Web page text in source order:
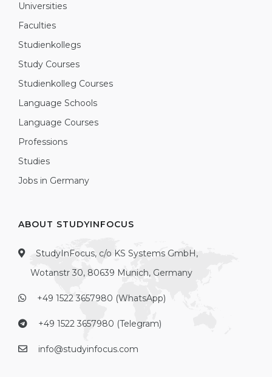
Universities
Faculties
Studienkollegs
Study Courses
Studienkolleg Courses
Language Schools
Language Courses
Professions
Studies
Jobs in Germany
ABOUT STUDYINFOCUS
StudyInFocus, c/o KS Systems GmbH,
Wotanstr 30, 80639 Munich, Germany
+49 1522 3657980 (WhatsApp)
+49 1522 3657980 (Telegram)
info@studyinfocus.com